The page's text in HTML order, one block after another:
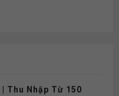
Thu Nhập Từ 150